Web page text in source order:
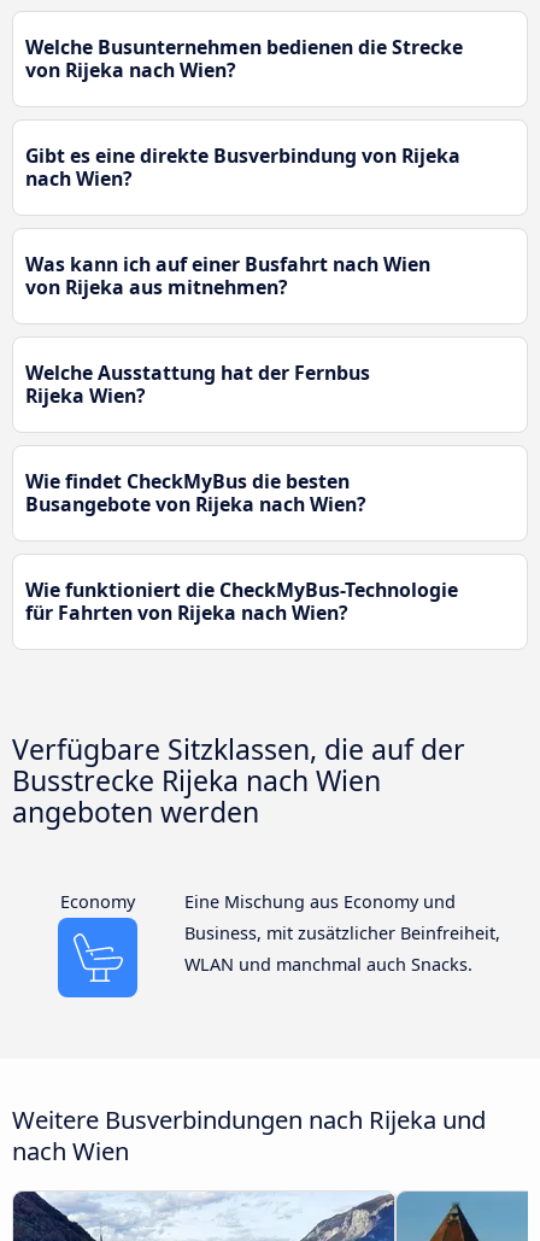
Welche Busunternehmen bedienen die Strecke
von Rijeka nach Wien?
Gibt es eine direkte Busverbindung von Rijeka
nach Wien?
Was kann ich auf einer Busfahrt nach Wien
von Rijeka aus mitnehmen?
Welche Ausstattung hat der Fernbus
Rijeka Wien?
Wie findet CheckMyBus die besten
Busangebote von Rijeka nach Wien?
Wie funktioniert die CheckMyBus-Technologie
für Fahrten von Rijeka nach Wien?
Verfügbare Sitzklassen, die auf der
Busstrecke Rijeka nach Wien
angeboten werden
Economy
Eine Mischung aus Economy und
Business, mit zusätzlicher Beinfreiheit,
WLAN und manchmal auch Snacks.
Weitere Busverbindungen nach Rijeka und
nach Wien